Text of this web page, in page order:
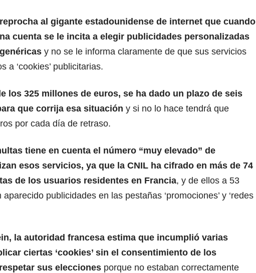
al gigante estadounidense de internet que cuando
cuenta se le incita a elegir publicidades personalizadas
y no se le informa claramente de que sus servicios
a ‘cookies’ publicitarias.
los 325 millones de euros, se ha dado un plazo de seis
que corrija esa situación y si no lo hace tendrá que
por cada día de retraso.
tiene en cuenta el número “muy elevado” de
esos servicios, ya que la CNIL ha cifrado en más de 74
de los usuarios residentes en Francia, y de ellos a 53
publicidades en las pestañas ‘promociones’ y ‘redes
, la autoridad francesa estima que incumplió varias
ciertas ‘cookies’ sin el consentimiento de los
sus elecciones porque no estaban correctamente